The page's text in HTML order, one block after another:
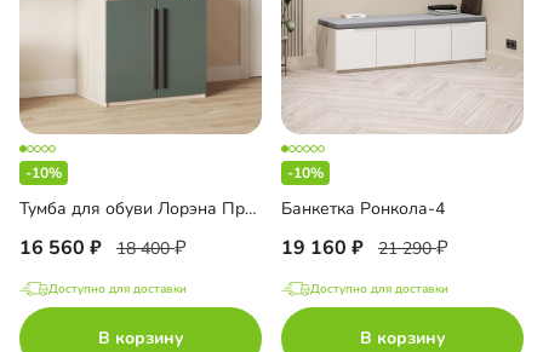
-10%
Тумба для обуви Лорэна Премиум
16 560 18 400
Доступно для доставки
В корзину
-10%
Банкетка Ронкола-4
19 160 21 290
Доступно для доставки
В корзину